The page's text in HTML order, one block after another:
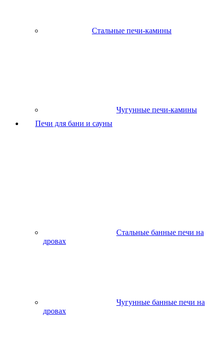
Стальные печи-камины
Чугунные печи-камины
Печи для бани и сауны
Стальные банные печи на
дровах
Чугунные банные печи на
дровах